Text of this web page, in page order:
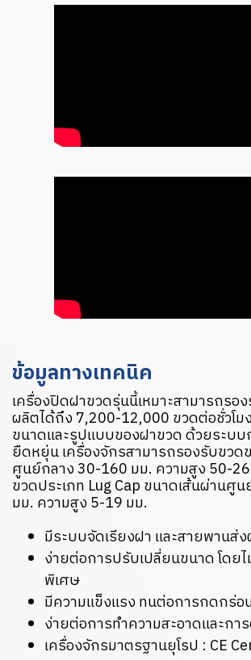
ข้อมูลทางเทคนิค
เครื่องปิดฝาขวดรุ่นนี้เหมาะสามารถรอ
ผลิตได้ถึง 7,200-12,000 ขวดต่อชั่วโ
ขนาดและรูปแบบของฝาขวด ด้วยระบ
ยืดหยุ่น เครื่องจักรสามารถรองรับขวด
ศูนย์กลาง 30-160 มม. ความสูง 50-
ขวดประเภท Lug Cap ขนาดเส้นผ่านศู
มม. ความสูง 5-19 มม.
มีระบบจัดเรียงฝา และสายพานส่
ง่ายต่อการปรับเปลี่ยนขนาด โดย
พิเศษ
มีความแข็งแรง ทนต่อการกดกร่อ
ง่ายต่อการทำความสะอาดและกา
เครื่องจักรมาตรฐานยุโรป : CE